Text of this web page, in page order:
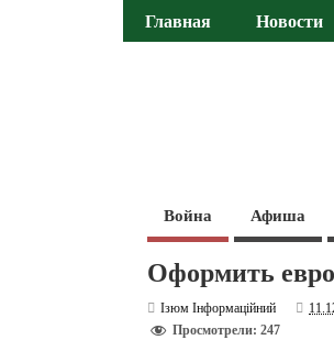
Главная Новости
Война Афиша
Оформить
Ізюм Інформаційний
Просмотрели: 247